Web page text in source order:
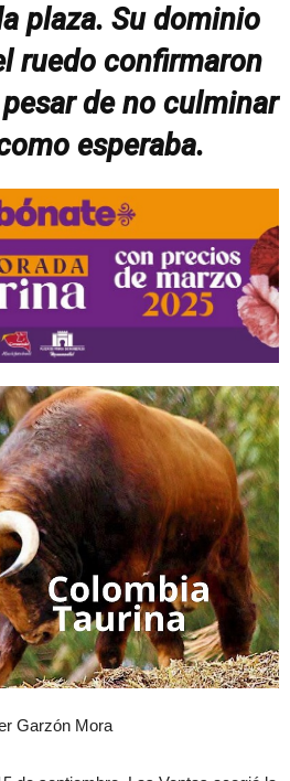
plaza. Su dominio
ruedo confirmaron
de no culminar
esperaba.
Garzón Mora